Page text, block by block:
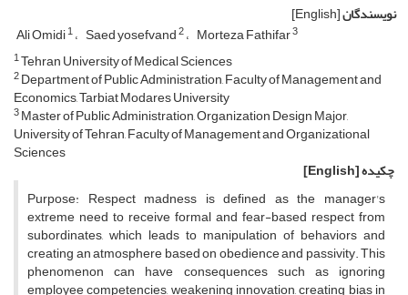
نویسندگان[English]
Ali Omidi1 Saed yosefvand2 Morteza Fathifar3
1Tehran University of Medical Sciences
2Department of Public Administration, Faculty of Management and
Economics, Tarbiat Modares University
3Master of Public Administration, Organization Design Major,
University of Tehran, Faculty of Management and Organizational
Sciences
چکیده[English]
Purpose: Respect madness is defined as the manager's
extreme need to receive formal and fear-based respect from
subordinates, which leads to manipulation of behaviors and
creating an atmosphere based on obedience and passivity. This
phenomenon can have consequences such as ignoring